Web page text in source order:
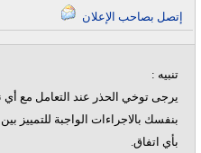
تنبيه :
يرجى توخي الحذر عند التعامل مع أي
بنفسك بالاجراءات الواجبة للتمييز
بأي اتفاق.